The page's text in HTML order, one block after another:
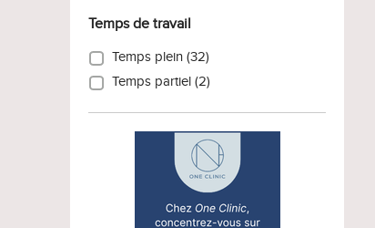
Temps de travail
Temps plein (32)
Temps partiel (2)